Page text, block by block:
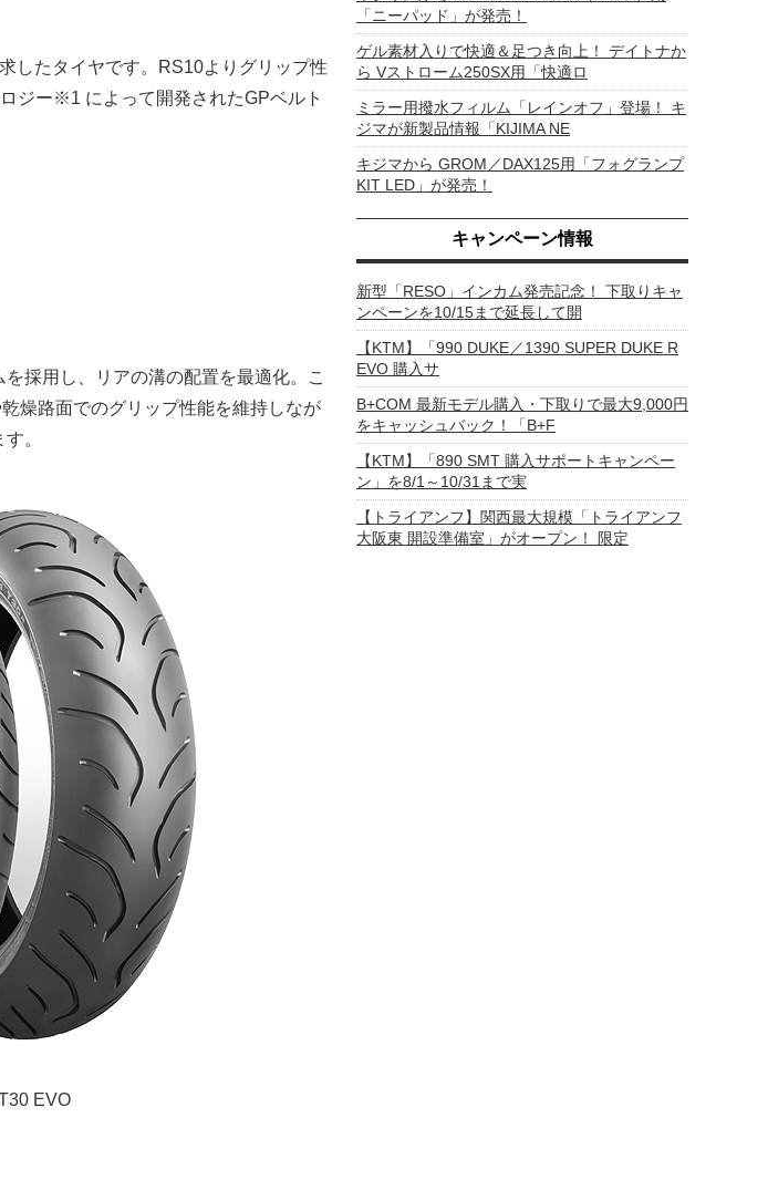
したタイヤです。RS10よりグリップ性
ジー※1 によって開発されたGPベルト
採用し、リアの溝の配置を最適化。こ
燥路面でのグリップ性能を維持しなが
。
EVO
「ニーパッド」が発売！
ゲル素材入りで快適＆足つき向上！ デイトナか
ら Vストローム250SX用「快適ロ
ミラー用撥水フィルム「レインオフ」登場！ キ
ジマが新製品情報「KIJIMA NE
キジマから GROM／DAX125用「フォグランプ
KIT LED」が発売！
キャンペーン情報
新型「RESO」インカム発売記念！ 下取りキャ
ンペーンを10/15まで延長して開
【KTM】「990 DUKE／1390 SUPER DUKE R
EVO 購入サ
B+COM 最新モデル購入・下取りで最大9,000円
をキャッシュバック！「B+F
【KTM】「890 SMT 購入サポートキャンペー
ン」を8/1～10/31まで実
【トライアンフ】関西最大規模「トライアンフ
大阪東 開設準備室」がオープン！ 限定